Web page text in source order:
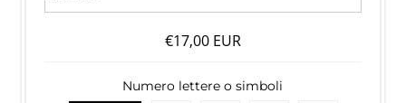
€17,00 EUR
Numero lettere o simboli